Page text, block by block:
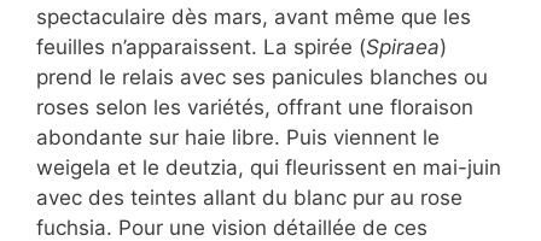
spectaculaire dès mars, avant même que les
feuilles n’apparaissent. La spirée (Spiraea)
prend le relais avec ses panicules blanches ou
roses selon les variétés, offrant une floraison
abondante sur haie libre. Puis viennent le
weigela et le deutzia, qui fleurissent en mai-juin
avec des teintes allant du blanc pur au rose
fuchsia. Pour une vision détaillée de ces